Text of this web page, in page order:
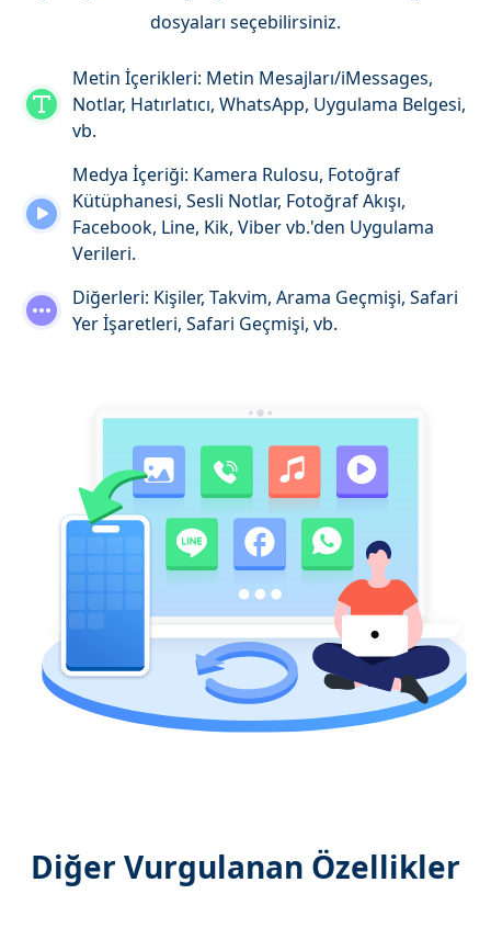
dosyaları seçebilirsiniz.
Metin İçerikleri: Metin Mesajları/iMessages,
Notlar, Hatırlatıcı, WhatsApp, Uygulama Belgesi,
vb.
Medya İçeriği: Kamera Rulosu, Fotoğraf
Kütüphanesi, Sesli Notlar, Fotoğraf Akışı,
Facebook, Line, Kik, Viber vb.'den Uygulama
Verileri.
Diğerleri: Kişiler, Takvim, Arama Geçmişi, Safari
Yer İşaretleri, Safari Geçmişi, vb.
Diğer Vurgulanan Özellikler